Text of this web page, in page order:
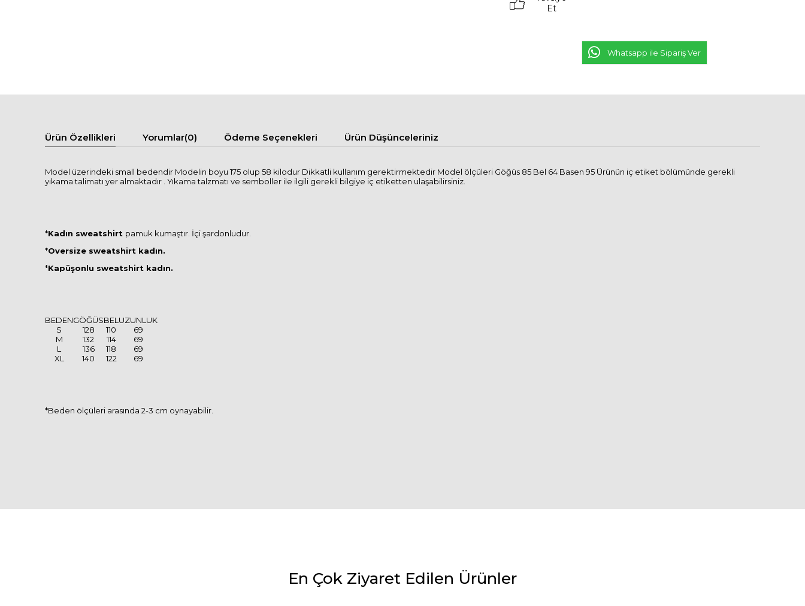
Et
Whatsapp ile Sipariş Ver
Ürün Özellikleri Yorumlar(0) Ödeme Seçenekleri Ürün Düşünceleriniz
Model üzerindeki small bedendir Modelin boyu 175 olup 58 kilodur Dikkatli kullanım gerektirmektedir Model ölçüleri Göğüs 85 Bel 64 Basen 95 Ürünün iç etiket bölümünde gerekli
yıkama talimatı yer almaktadır . Yıkama talzmatı ve semboller ile ilgili gerekli bilgiye iç etiketten ulaşabilirsiniz.
*Kadın sweatshirt pamuk kumaştır. İçi şardonludur.
*Oversize sweatshirt kadın.
*Kapüşonlu sweatshirt kadın.
BEDENGÖĞÜSBEL UZUNLUK
S
128 110
69
M
132 114
69
L
136 118
69
XL
140 122 69
*Beden ölçüleri arasında 2-3 cm oynayabilir.
En Çok Ziyaret Edilen Ürünler